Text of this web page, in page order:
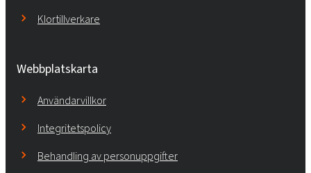
Klortillverkare
Webbplatskarta
Användarvillkor
Integritetspolicy
Behandling av personuppgifter